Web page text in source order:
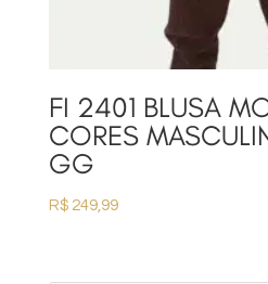
FI 2401 BLUSA
CORES
GG
R$249,99